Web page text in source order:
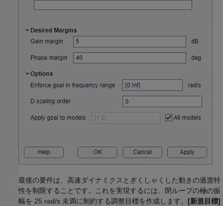
最後の要件は、高速ダイナミクスとぎくしゃくした動きの過渡特
性を制限することです。これを実現するには、閉ループの極の振
幅を 25 rad/s 未満に制約する調整目標を作成します。 [新規目標]